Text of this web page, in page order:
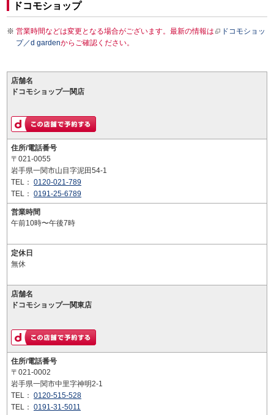
ドコモショップ
営業時間などは変更となる場合がございます。最新の情報は
ドコモショッ
プ／d gardenからご確認ください。
店舗名
ドコモショップ一関店
住所/電話番号
〒021-0055
岩手県一関市山目字泥田54-1
TEL： 0120-021-789
TEL： 0191-25-6789
営業時間
午前10時〜午後7時
定休日
無休
店舗名
ドコモショップ一関東店
住所/電話番号
〒021-0002
岩手県一関市中里字神明2-1
TEL： 0120-515-528
TEL： 0191-31-5011